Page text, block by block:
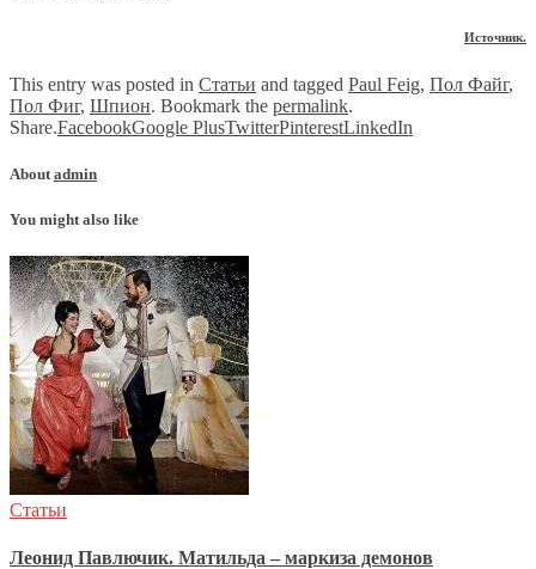
Источник.
This entry was posted in Статьи and tagged Paul Feig, Пол Файг,
Пол Фиг, Шпион. Bookmark the permalink.
Share.FacebookGoogle PlusTwitterPinterestLinkedIn
About admin
You might also like
Статьи
Леонид Павлючик. Матильда – маркиза демонов